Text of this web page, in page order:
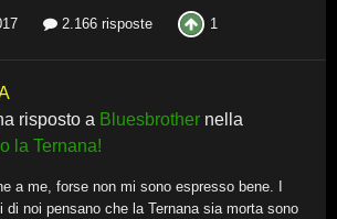
2.166 risposte 1
risposto a Bluesbrother nella
la Ternana!
a me, forse non mi sono espresso bene. I
di noi pensano che la Ternana sia morta sono